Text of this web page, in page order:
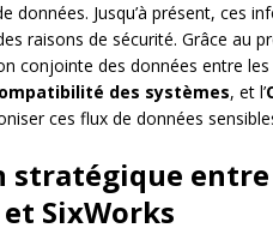
données. Jusqu’à présent, ces
raisons de sécurité. Grâce au
conjointe des données entre les
des systèmes, et l’
ces flux de données
stratégique
SixWorks